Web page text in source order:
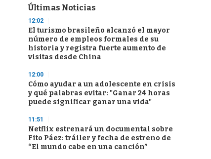
Últimas Noticias
12:02
El turismo brasileño alcanzó el mayor
número de empleos formales de su
historia y registra fuerte aumento de
visitas desde China
12:00
Cómo ayudar a un adolescente en crisis
y qué palabras evitar: "Ganar 24 horas
puede significar ganar una vida"
11:51
Netflix estrenará un documental sobre
Fito Páez: tráiler y fecha de estreno de
“El mundo cabe en una canción”